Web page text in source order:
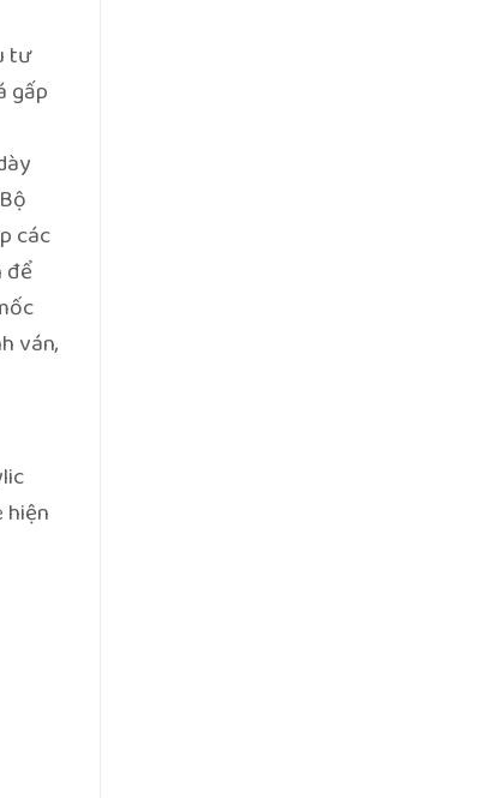
tư
gấp
các
để
ván,
hiện